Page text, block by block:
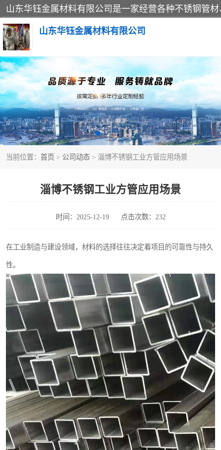
山东华钰金属材料有限公司
当前位置： 首页 > 公司动态 > 淄博不锈钢工业方管应用场景
淄博不锈钢工业方管应用场景
时间：2025-12-19 点击次数：232
在工业制造与建设领域，材料的选择往往决定着项目的可靠性与持久
性。
不锈钢管
管件标准件
不锈钢人孔
不锈钢角钢
不锈钢板